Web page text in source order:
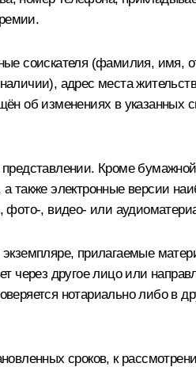
соискателя (фамилия, имя,
адрес места
об изменениях в
Кроме
также электронные версии
, видео- или
прилагаемые
через другое лицо или
нотариально либо в
сроков, к